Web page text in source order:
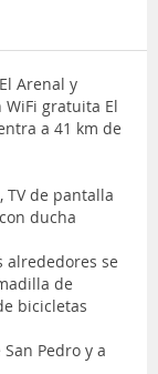
Arenal y
gratuita El
a 41 km de
de pantalla
ducha
alrededores se
de
bicicletas
Pedro y a